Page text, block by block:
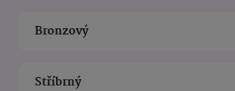
Bronzový
Stříbrný